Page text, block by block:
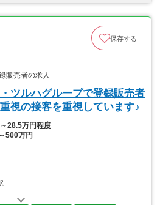
保存する
販売者の求人
ツルハグループで登録販売者
視の接客を重視しています♪
28.5万円程度
500万円